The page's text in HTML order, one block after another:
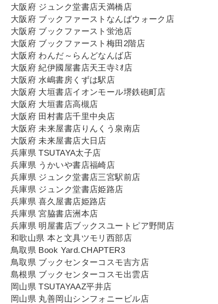
大阪府 ジュンク堂書店天満橋店
大阪府 ブックファーストなんばウォーク店
大阪府 ブックファースト蛍池店
大阪府 ブックファースト梅田2階店
大阪府 わんだ～らんどなんば店
大阪府 紀伊國屋書店天王寺ﾐｵ店
大阪府 水嶋書房くずは駅店
大阪府 大垣書店イオンモール堺鉄砲町店
大阪府 大垣書店高槻店
大阪府 田村書店千里中央店
大阪府 未来屋書店りんくう泉南店
大阪府 未来屋書店大日店
兵庫県 TSUTAYA太子店
兵庫県 うかいや書店福崎店
兵庫県 ジュンク堂書店三宮駅前店
兵庫県 ジュンク堂書店姫路店
兵庫県 喜久屋書店姫路店
兵庫県 宮脇書店洲本店
兵庫県 明屋書店ブックスユートピア野間店
和歌山県 本と文具ツモリ西部店
鳥取県 Book Yard.CHAPTER3
鳥取県 ブックセンターコスモ吉方店
島根県 ブックセンターコスモ出雲店
岡山県 TSUTAYAAZ平井店
岡山県 丸善岡山シンフォニービル店